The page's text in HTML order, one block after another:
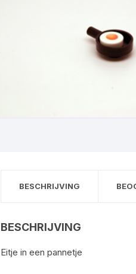
BESCHRIJVING
BESCHRIJVING
Eitje in een pannetje